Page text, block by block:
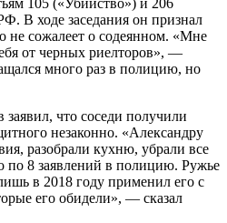
В ходе заседания он признал
не сожалеет о содеянном. «Мне
от черных риелторов», —
много раз в полицию, но
заявил, что соседи получили
незаконно. «Александру
разобрали кухню, убрали все
по 8 заявлений в полицию. Ружье
в 2018 году применил его с
его обидели», — сказал